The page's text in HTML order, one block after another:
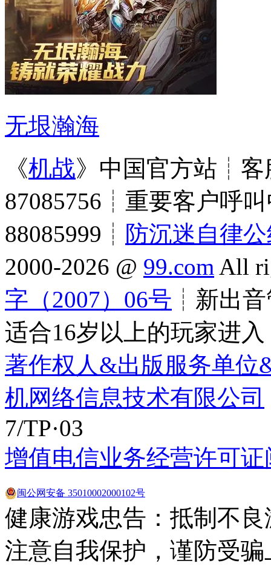
无垠瀚海
《机战》中国官方站┊客
87085756┊重要客户呼
88085999┊ 防沉迷自律
2000-2026 @ 99.com All
字（2007）06号 ┊新出
适合16岁以上的玩家进入
著作权人&出版服务单位
机网络信息技术有限公司
7/TP·03
增值电信业务经营许可证
闽公网安备 35010002000102号
健康游戏忠告：抵制不
注意自我保护，谨防受